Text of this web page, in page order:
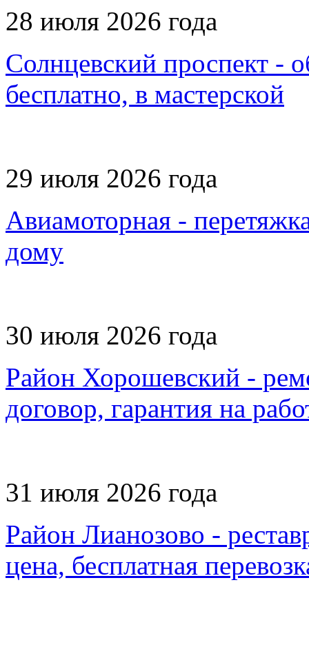
28 июля 2026 года
Солнцевский проспект -
бесплатно, в мастерской
29 июля 2026 года
Авиамоторная -
дому
30 июля 2026 года
Район Хорошевский -
договор, гарантия на
31 июля 2026 года
Район Лианозово -
цена, бесплатная